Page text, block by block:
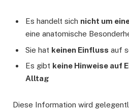
Es handelt sich nicht um
eine anatomische
Sie hat keinen Einfluss auf
Es gibt keine Hinweise auf
Alltag
Diese Information wird